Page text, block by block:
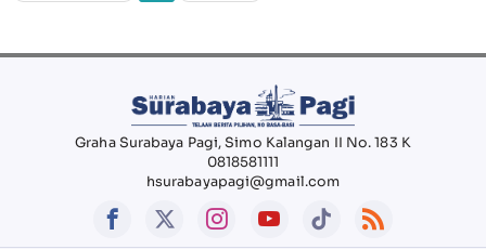
Graha Surabaya Pagi, Simo Kalangan II No. 183 K
0818581111
hsurabayapagi@gmail.com